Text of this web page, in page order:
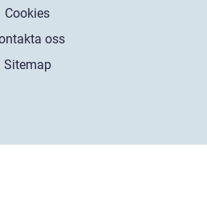
Cookies
oss
Sitemap